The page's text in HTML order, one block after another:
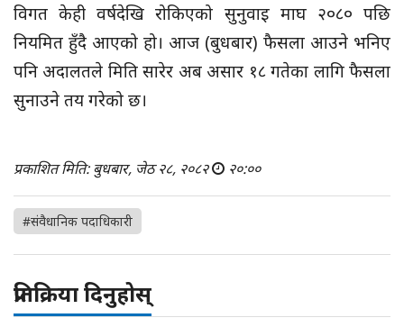
विगत केही वर्षदेखि रोकिएको सुनुवाइ माघ २०८० पछि
नियमित हुँदै आएको हो। आज (बुधबार) फैसला आउने भनिए
पनि अदालतले मिति सारेर अब असार १८ गतेका लागि फैसला
सुनाउने तय गरेको छ।
प्रकाशित मिति: बुधबार, जेठ २८, २०८२ २०:००
#संवैधानिक पदाधिकारी
प्रतिक्रिया दिनुहोस्